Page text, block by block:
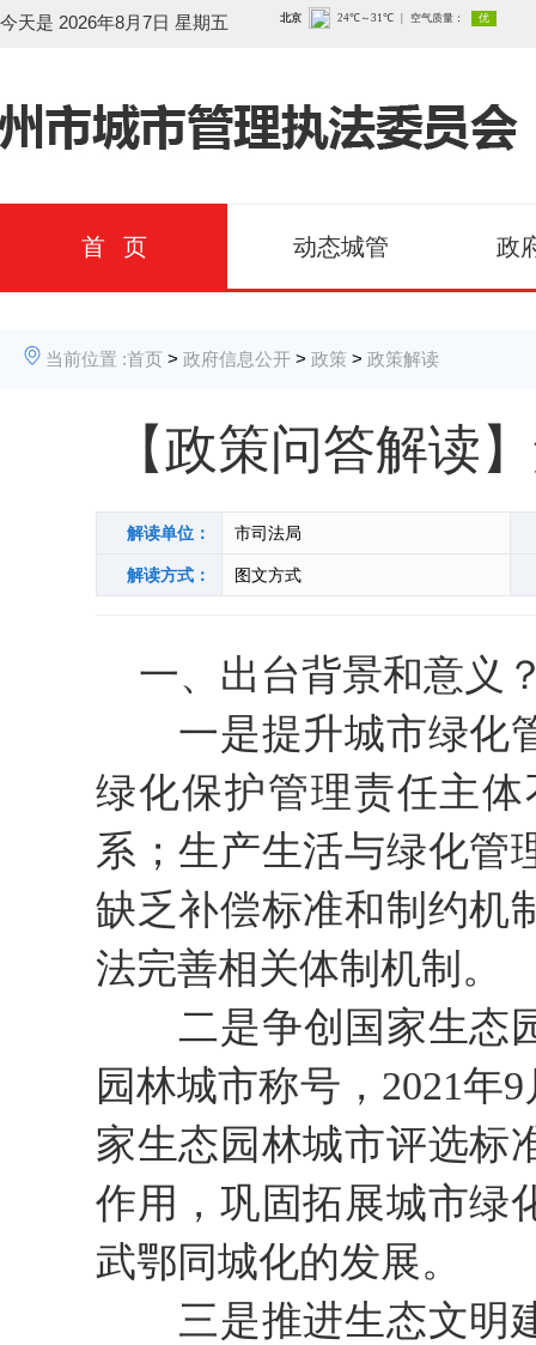
今天是 2026年8月7日 星期五
首 页 动态城管 政
当前位置 :首页 > 政府信息公开 > 政策 > 政策解读
【政策问答解读
解读单位： 市司法局
解读方式： 图文方式
一、出台背景和意义
一是提升城市绿化管
绿化保护管理责任主
系；生产生活与绿化管
缺乏补偿标准和制约机
法完善相关体制机制。
二是争创国家生态园
园林城市称号，2021年
家生态园林城市评选标
作用，巩固拓展城市绿
武鄂同城化的发展。
三是推进生态文明建